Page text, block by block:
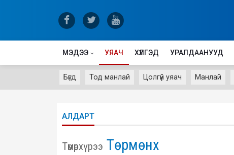
МЭДЭЭ УЯАЧ ХҮЛГЭД УРАЛДААНУУД
Бүгд Тод манлай Цолгүй уяач Манлай
АЛДАРТ
Төмөрхүрээ Төрмөнх